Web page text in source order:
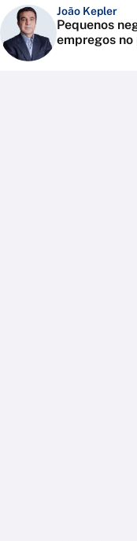
João Kepler
Pequenos
empregos no